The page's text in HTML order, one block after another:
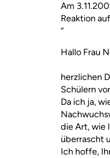
Am
Reaktion
“
Hallo Frau
herzlichen
Schülern
Da ich ja,
die Art, wie
überrascht
Ich hoffe,